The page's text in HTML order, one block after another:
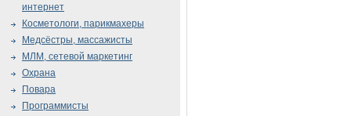
интернет
Косметологи, парикмахеры
Медсёстры, массажисты
МЛМ, сетевой маркетинг
Охрана
Повара
Программисты